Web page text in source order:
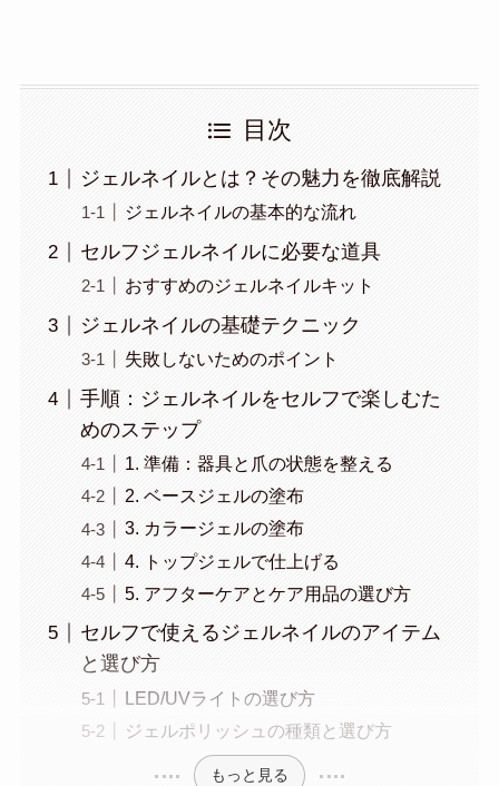
目次
ジェルネイルとは？その魅力を徹底解説
ジェルネイルの基本的な流れ
セルフジェルネイルに必要な道具
おすすめのジェルネイルキット
ジェルネイルの基礎テクニック
失敗しないためのポイント
手順：ジェルネイルをセルフで楽しむた
めのステップ
1. 準備：器具と爪の状態を整える
2. ベースジェルの塗布
3. カラージェルの塗布
4. トップジェルで仕上げる
5. アフターケアとケア用品の選び方
セルフで使えるジェルネイルのアイテム
と選び方
LED/UVライトの選び方
ジェルポリッシュの種類と選び方
もっと見る